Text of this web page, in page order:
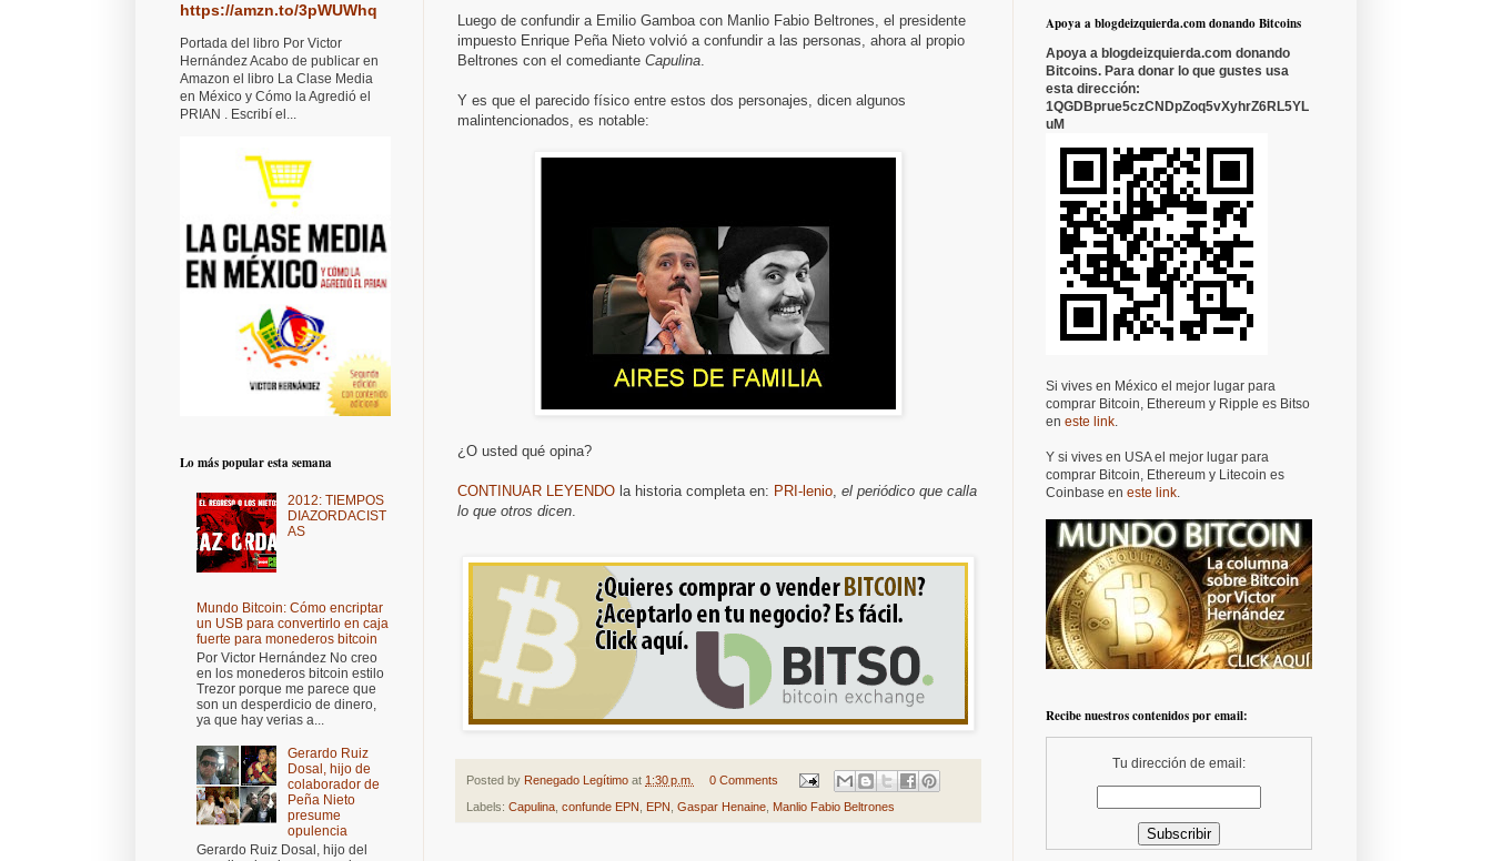
Luego de confundir a Emilio Gamboa con Manlio Fabio Beltrones, el presidente
impuesto Enrique Peña Nieto volvió a confundir a las personas, ahora al propio
Beltrones con el comediante Capulina
Y es que el parecido físico entre estos dos personajes, dicen algunos
malintencionados, es notable:
¿O usted qué opina?
CONTINUAR LEYENDO la historia completa en: PRI-lenio el periódico que calla
lo que otros dicen
Posted by Renegado Legítimo at 1:30 p.m. 0 Comments
Labels: Capulina confunde EPN EPN Gaspar Henaine Manlio Fabio Beltrones
https://amzn.to/3pWUWhq
Portada del libro Por Victor
Hernández Acabo de publicar en
Amazon el libro La Clase Media
en México y Cómo la Agredió el
PRIAN . Escribí el...
Lo más popular esta semana
2012: TIEMPOS
DIAZORDACIST
AS
Mundo Bitcoin: Cómo encriptar
un USB para convertirlo en caja
fuerte para monederos bitcoin
Por Victor Hernández No creo
en los monederos bitcoin estilo
Trezor porque me parece que
son un desperdicio de dinero,
ya que hay verias a...
Gerardo Ruiz
Dosal, hijo de
colaborador de
Peña Nieto
presume
opulencia
Gerardo Ruiz Dosal, hijo del
Apoya a blogdeizquierda.com donando Bitcoins
Apoya a blogdeizquierda.com donando
Bitcoins. Para donar lo que gustes usa
esta dirección:
1QGDBprue5czCNDpZoq5vXyhrZ6RL5YL
uM
Si vives en México el mejor lugar para
comprar Bitcoin, Ethereum y Ripple es Bitso
en este link.
Y si vives en USA el mejor lugar para
comprar Bitcoin, Ethereum y Litecoin es
Coinbase en este link.
Recibe nuestros contenidos por email:
Tu dirección de email: